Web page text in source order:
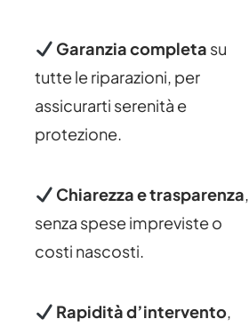
Garanzia completa su
tutte le riparazioni, per
assicurarti serenità e
protezione.
Chiarezza e trasparenza,
senza spese impreviste o
costi nascosti.
Rapidità d’intervento,